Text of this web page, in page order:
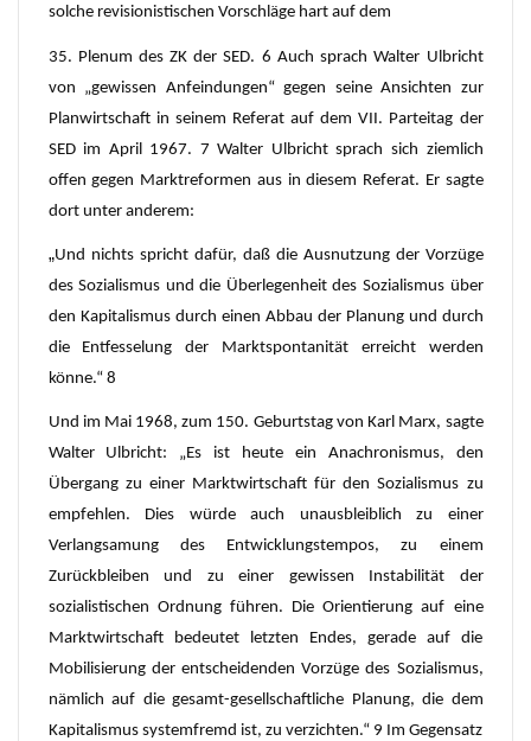
solche revisionistischen Vorschläge hart auf dem
35. Plenum des ZK der SED. 6 Auch sprach Walter Ulbricht
von „gewissen Anfeindungen“ gegen seine Ansichten zur
Planwirtschaft in seinem Referat auf dem VII. Parteitag der
SED im April 1967. 7 Walter Ulbricht sprach sich ziemlich
offen gegen Marktreformen aus in diesem Referat. Er sagte
dort unter anderem:
„Und nichts spricht dafür, daß die Ausnutzung der Vorzüge
des Sozialismus und die Überlegenheit des Sozialismus über
den Kapitalismus durch einen Abbau der Planung und durch
die Entfesselung der Marktspontanität erreicht werden
könne.“ 8
Und im Mai 1968, zum 150. Geburtstag von Karl Marx, sagte
Walter Ulbricht: „Es ist heute ein Anachronismus, den
Übergang zu einer Marktwirtschaft für den Sozialismus zu
empfehlen. Dies würde auch unausbleiblich zu einer
Verlangsamung des Entwicklungstempos, zu einem
Zurückbleiben und zu einer gewissen Instabilität der
sozialistischen Ordnung führen. Die Orientierung auf eine
Marktwirtschaft bedeutet letzten Endes, gerade auf die
Mobilisierung der entscheidenden Vorzüge des Sozialismus,
nämlich auf die gesamt-gesellschaftliche Planung, die dem
Kapitalismus systemfremd ist, zu verzichten.“ 9 Im Gegensatz